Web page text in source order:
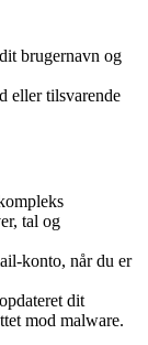
brugernavn og
eller tilsvarende
tal og
konto, når du er
dit
mod malware.